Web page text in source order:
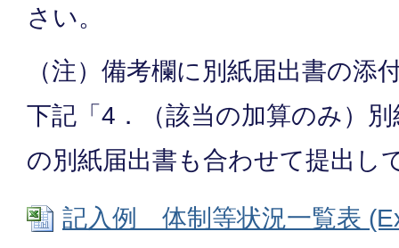
さい。
（注）備考欄に別紙届出書の添
下記「4．（該当の加算のみ）
の別紙届出書も合わせて提出し
記入例 体制等状況一覧表